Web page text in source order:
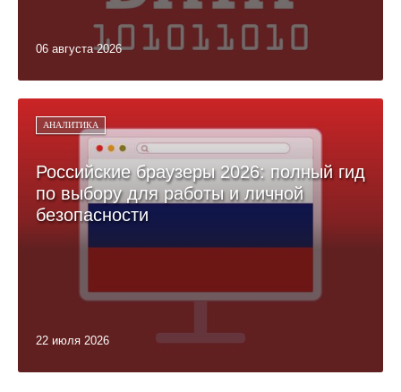
06 августа 2026
АНАЛИТИКА
Российские браузеры 2026: полный гид
по выбору для работы и личной
безопасности
22 июля 2026